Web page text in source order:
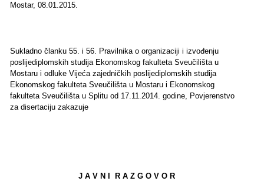
Mostar, 08.01.2015.
Sukladno članku 55. i 56. Pravilnika o organizaciji i izvođenju
poslijediplomskih studija Ekonomskog fakulteta Sveučilišta u
Mostaru i odluke Vijeća zajedničkih poslijediplomskih studija
Ekonomskog fakulteta Sveučilišta u Mostaru i Ekonomskog
fakulteta Sveučilišta u Splitu od 17.11.2014. godine, Povjerenstvo
za disertaciju zakazuje
J A V N I R A Z G O V O R